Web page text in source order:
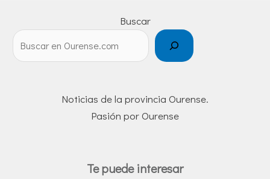
Buscar
Noticias de la provincia Ourense.
Pasión por Ourense
Te puede interesar